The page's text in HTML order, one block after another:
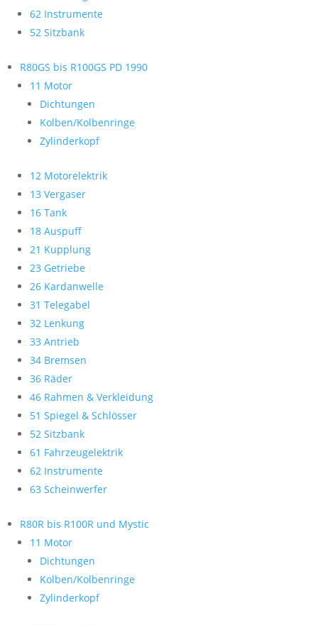
62 Instrumente
52 Sitzbank
R80GS bis R100GS PD 1990
11 Motor
Dichtungen
Kolben/Kolbenringe
Zylinderkopf
12 Motorelektrik
13 Vergaser
16 Tank
18 Auspuff
21 Kupplung
23 Getriebe
26 Kardanwelle
31 Telegabel
32 Lenkung
33 Antrieb
34 Bremsen
36 Räder
46 Rahmen & Verkleidung
51 Spiegel & Schlösser
52 Sitzbank
61 Fahrzeugelektrik
62 Instrumente
63 Scheinwerfer
R80R bis R100R und Mystic
11 Motor
Dichtungen
Kolben/Kolbenringe
Zylinderkopf